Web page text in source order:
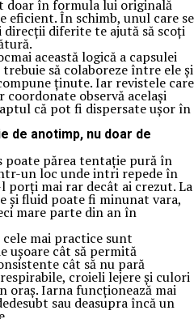
doar în formula lui originală
eficient. În schimb, unul care se
direcții diferite te ajută să scoți
această logică a capsulei
să colaboreze între ele și
ținute. Iar revistele care
observă același
că pot fi dispersate ușor în
de anotimp, nu doar de
poate părea tentație pură în
un loc unde intri repede în
porți mai rar decât ai crezut. La
și fluid poate fi minunat vara,
mare parte din an în
mai practice sunt
ușoare cât să permită
cât să nu pară
croieli lejere și culori
oraș. Iarna funcționează mai
sau deasupra încă un